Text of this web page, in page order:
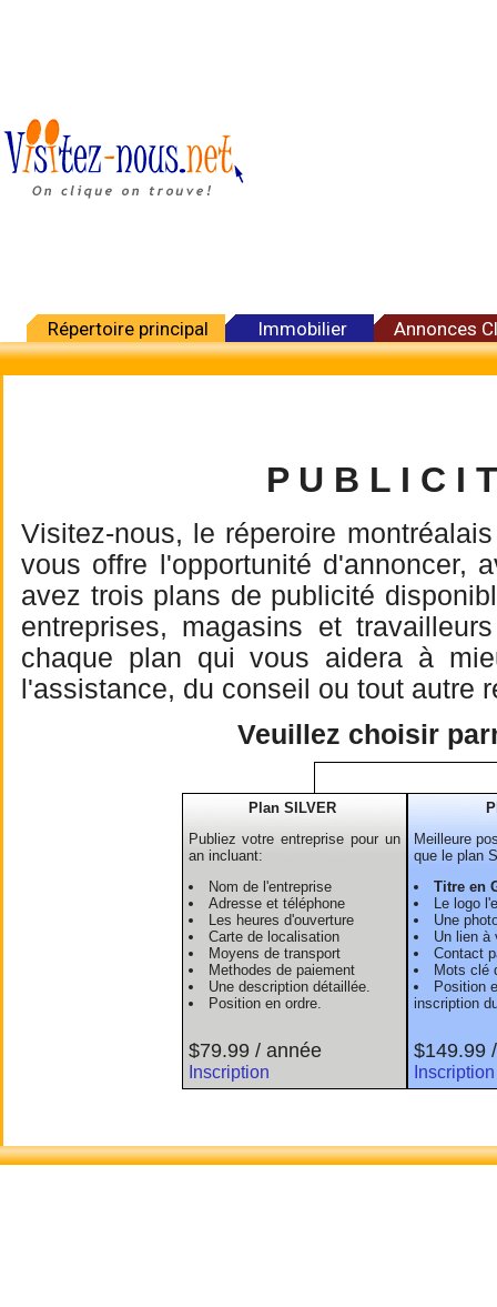
Répertoire principal Immobilier Annonces
P U B L I C I
Visitez-nous, le réperoire
vous offre l'opportunité d'annoncer,
avez trois plans de publicité
entreprises, magasins et
chaque plan qui vous aidera à
l'assistance, du conseil ou tout autre
Veuillez choisir
Plan SILVER
Publiez votre entreprise pour un
an incluant:
Nom de l'entreprise
Adresse et téléphone
Les heures d'ouverture
Carte de localisation
Moyens de transport
Methodes de paiement
Une description détaillée.
Position en ordre.
$79.99 / année
Inscription
Meilleure
que le plan
Titre en
Le logo
Une
Un lien à
Contact
Mots clé
Position
inscription
$149.99
Inscription